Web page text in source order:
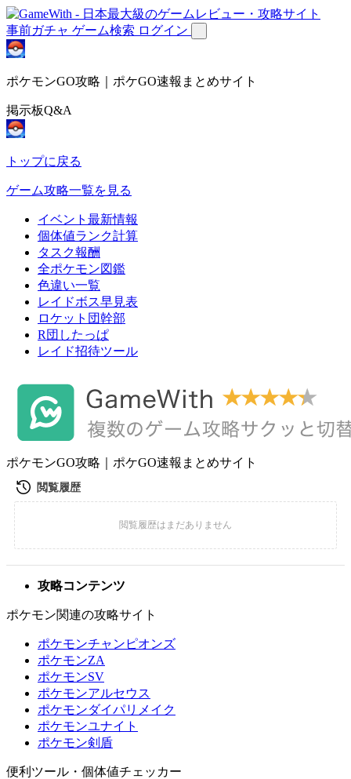
事前ガチャ ゲーム検索 ログイン
ポケモンGO攻略｜ポケGO速報まとめサイト
掲示板Q&A
トップに戻る
ゲーム攻略一覧を見る
イベント最新情報
個体値ランク計算
タスク報酬
全ポケモン図鑑
色違い一覧
レイドボス早見表
ロケット団幹部
R団したっぱ
レイド招待ツール
ポケモンGO攻略｜ポケGO速報まとめサイト
攻略コンテンツ
ポケモン関連の攻略サイト
ポケモンチャンピオンズ
ポケモンZA
ポケモンSV
ポケモンアルセウス
ポケモンダイパリメイク
ポケモンユナイト
ポケモン剣盾
便利ツール・個体値チェッカー